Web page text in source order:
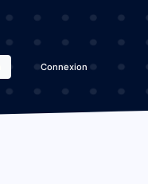
Connexion